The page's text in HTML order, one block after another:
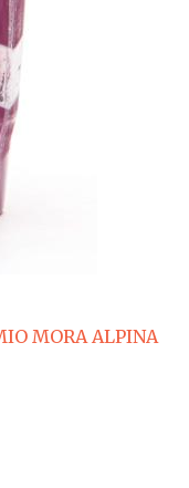
MORA ALPINA